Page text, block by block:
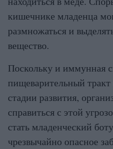
кишечнике младенца
размножаться и
вещество.
Поскольку и иммунная
пищеварительный тракт
стадии развития,
справиться с этой
стать младенческий
чрезвычайно опасное